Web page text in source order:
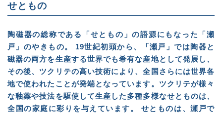
せともの
陶磁器の総称である「せともの」の語源にもなった「瀬
戸」のやきもの。 19世紀初頭から、「瀬戸」では陶器と
磁器の両方を生産する世界でも希有な産地として発展し、
その後、ツクリテの高い技術により、全国さらには世界各
地で使われたことが発端となっています。ツクリテが様々
な釉薬や技法を駆使して生産した多種多様なせとものは、
全国の家庭に彩りを与えています。 せとものは、瀬戸で